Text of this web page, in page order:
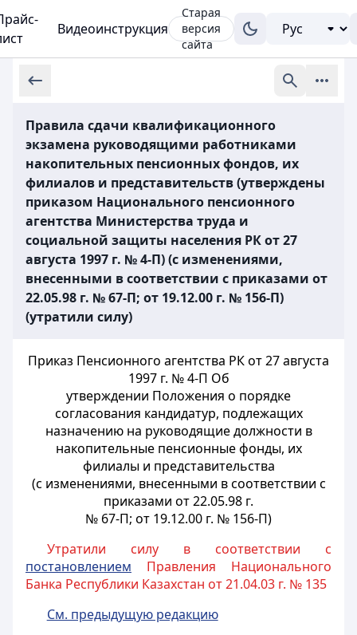
Видеоинструкция
Старая
версия
сайта
Правила сдачи квалификационного
экзамена руководящими работниками
накопительных пенсионных фондов, их
филиалов и представительств (утверждены
приказом Национального пенсионного
агентства Министерства труда и
социальной защиты населения РК от 27
августа 1997 г. № 4-П) (с изменениями,
внесенными в соответствии с приказами от
22.05.98 г. № 67-П; от 19.12.00 г. № 156-П)
(утратили силу)
Приказ Пенсионного агентства РК от 27 августа
1997 г. № 4-П Об
утверждении Положения о порядке
согласования кандидатур, подлежащих
назначению на руководящие должности в
накопительные пенсионные фонды, их
филиалы и представительства
(с изменениями, внесенными в соответствии с
приказами от 22.05.98 г.
№ 67-П; от 19.12.00 г. № 156-П)
Утратили силу в соответствии с
постановлением Правления Национального
Банка Республики Казахстан от 21.04.03 г. № 135
См. предыдущую редакцию